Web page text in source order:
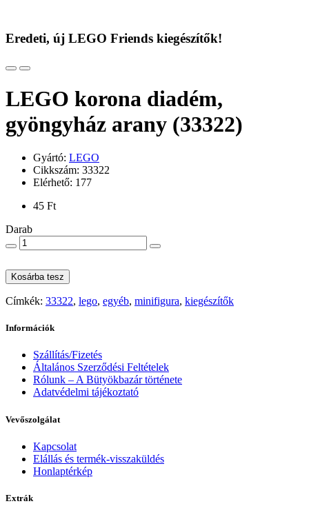
Eredeti, új LEGO Friends kiegészítők!
LEGO korona diadém,
gyöngyház arany (33322)
Gyártó: LEGO
Cikkszám: 33322
Elérhető: 177
45 Ft
Darab
Kosárba tesz
Címkék: 33322, lego, egyéb, minifigura, kiegészítők
Információk
Szállítás/Fizetés
Általános Szerződési Feltételek
Rólunk – A Bütyökbazár története
Adatvédelmi tájékoztató
Vevőszolgálat
Kapcsolat
Elállás és termék-visszaküldés
Honlaptérkép
Extrák